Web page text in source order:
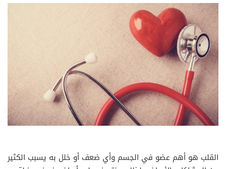
القلب هو أهم عضو في الجسم وأي ضعف أو خلل به يسبب الكثير